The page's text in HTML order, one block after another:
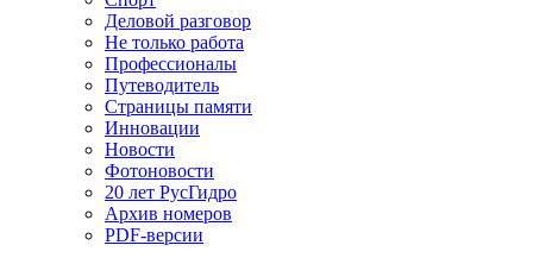
Деловой разговор
Не только работа
Профессионалы
Путеводитель
Страницы памяти
Инновации
Новости
Фотоновости
20 лет РусГидро
Архив номеров
PDF-версии